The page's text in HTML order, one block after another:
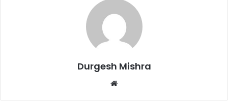
Durgesh Mishra
Website